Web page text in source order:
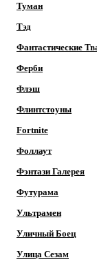
Туман
Тэд
Фантастические
Ферби
Флэш
Флинтстоуны
Fortnite
Фоллаут
Фэнтази Галерея
Футурама
Ультрамен
Уличный Боец
Улица Сезам